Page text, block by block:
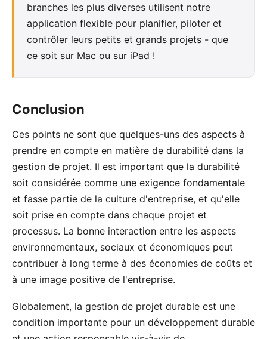
branches les plus diverses utilisent notre
application flexible pour planifier, piloter et
contrôler leurs petits et grands projets - que
ce soit sur Mac ou sur iPad !
Conclusion
Ces points ne sont que quelques-uns des aspects à
prendre en compte en matière de durabilité dans la
gestion de projet. Il est important que la durabilité
soit considérée comme une exigence fondamentale
et fasse partie de la culture d'entreprise, et qu'elle
soit prise en compte dans chaque projet et
processus. La bonne interaction entre les aspects
environnementaux, sociaux et économiques peut
contribuer à long terme à des économies de coûts et
à une image positive de l'entreprise.
Globalement, la gestion de projet durable est une
condition importante pour un développement durable